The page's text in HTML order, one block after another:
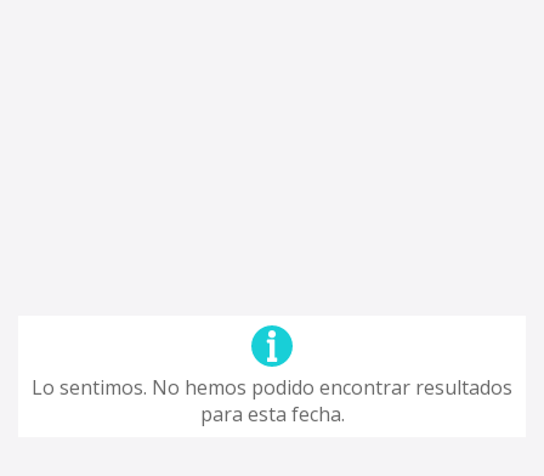
Lo sentimos. No hemos podido encontrar resultados
para esta fecha.